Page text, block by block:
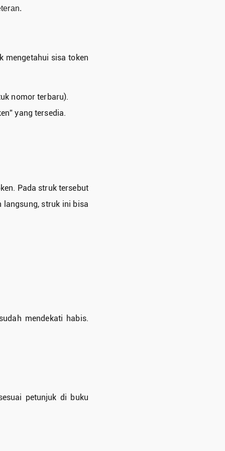
mengetahui sisa token
nomor terbaru).
yang tersedia.
Pada struk tersebut
langsung, struk ini bisa
mendekati habis.
petunjuk di buku